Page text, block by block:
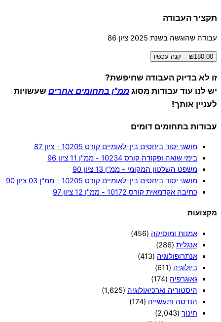
תקציר העבודה
עבודה שהוגשה בשנת 2025 ציון 86
₪180.00 – קנה עכשיו
זו לא בדיוק העבודה שחיפשת?
יש לנו עוד עבודות מסוגממ"ן בתחומים אחרים שעשויות
לעניין אותך!
עבודות בתחומים דומים
מושגי יסוד ביחסים בין-לאומיים קורס 10205 - ציון 87
בימי שואה ופקודה קורס 10234 - ממ"ן 11 ציון 96
משפט השלטון המקומי - ממ"ן 13 ציון 90
מושגי יסוד ביחסים בין-לאומיים קורס 10205 - ממ"ן 03 ציון 90
כתיבה אקדמאית קורס 10172 - ממ"ן 12 ציון 97
מקצועות
אמנות ומוסיקה (456)
אנגלית (286)
אנתרופולוגיה (413)
ביולוגיה (611)
גאוגרפיה (174)
היסטוריה וארכיאולוגיה (1,625)
הנדסה ותעשייה (174)
חינוך (2,043)